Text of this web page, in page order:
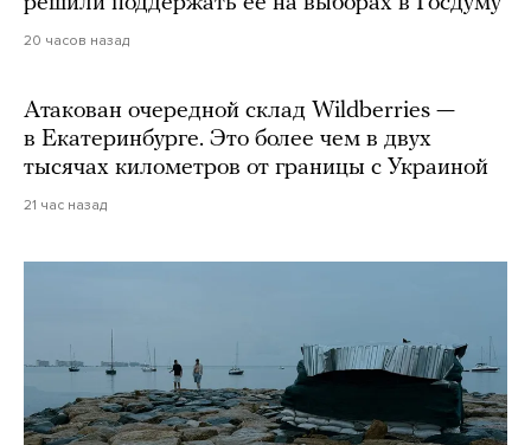
20 часов назад
Атакован очередной склад Wildberries —
в Екатеринбурге. Это более чем в двух
тысячах километров от границы с Украиной
21 час назад